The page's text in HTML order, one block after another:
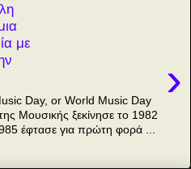
με
›
Day, or World Music Day
Μουσικής ξεκίνησε το 1982
έφτασε για πρώτη φορά ...